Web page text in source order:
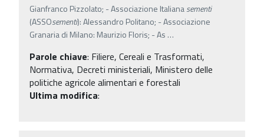
Gianfranco Pizzolato; - Associazione Italianasementi
(ASSOsementi): Alessandro Politano; - Associazione
Granaria di Milano: Maurizio Floris; - As …
Parole chiave: Filiere, Cereali e Trasformati,
Normativa, Decreti ministeriali, Ministero delle
politiche agricole alimentari e forestali
Ultima modifica: